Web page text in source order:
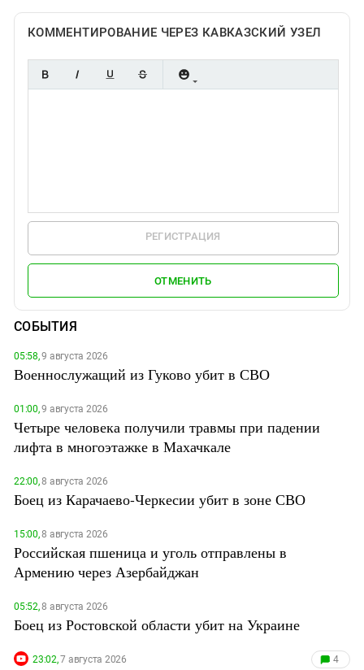
КОММЕНТИРОВАНИЕ ЧЕРЕЗ КАВКАЗСКИЙ УЗЕЛ
РЕГИСТРАЦИЯ
ОТМЕНИТЬ
СОБЫТИЯ
05:58,9 августа 2026
Военнослужащий из Гуково убит в СВО
01:00,9 августа 2026
Четыре человека получили травмы при падении
лифта в многоэтажке в Махачкале
22:00,8 августа 2026
Боец из Карачаево-Черкесии убит в зоне СВО
15:00,8 августа 2026
Российская пшеница и уголь отправлены в
Армению через Азербайджан
05:52,8 августа 2026
Боец из Ростовской области убит на Украине
23:02,7 августа 2026 4